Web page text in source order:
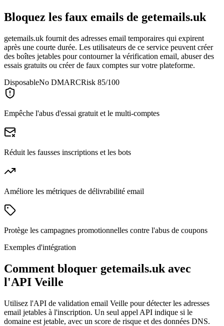
Bloquez les faux emails de getemails.uk
getemails.uk fournit des adresses email temporaires qui expirent
après une courte durée. Les utilisateurs de ce service peuvent créer
des boîtes jetables pour contourner la vérification email, abuser des
essais gratuits ou créer de faux comptes sur votre plateforme.
DisposableNo DMARCRisk 85/100
Empêche l'abus d'essai gratuit et le multi-comptes
Réduit les fausses inscriptions et les bots
Améliore les métriques de délivrabilité email
Protège les campagnes promotionnelles contre l'abus de coupons
Exemples d'intégration
Comment bloquer getemails.uk avec
l'API Veille
Utilisez l'API de validation email Veille pour détecter les adresses
email jetables à l'inscription. Un seul appel API indique si le
domaine est jetable, avec un score de risque et des données DNS.